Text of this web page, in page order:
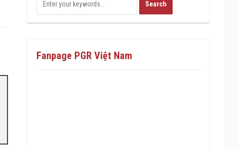
Fanpage PGR Việt Nam